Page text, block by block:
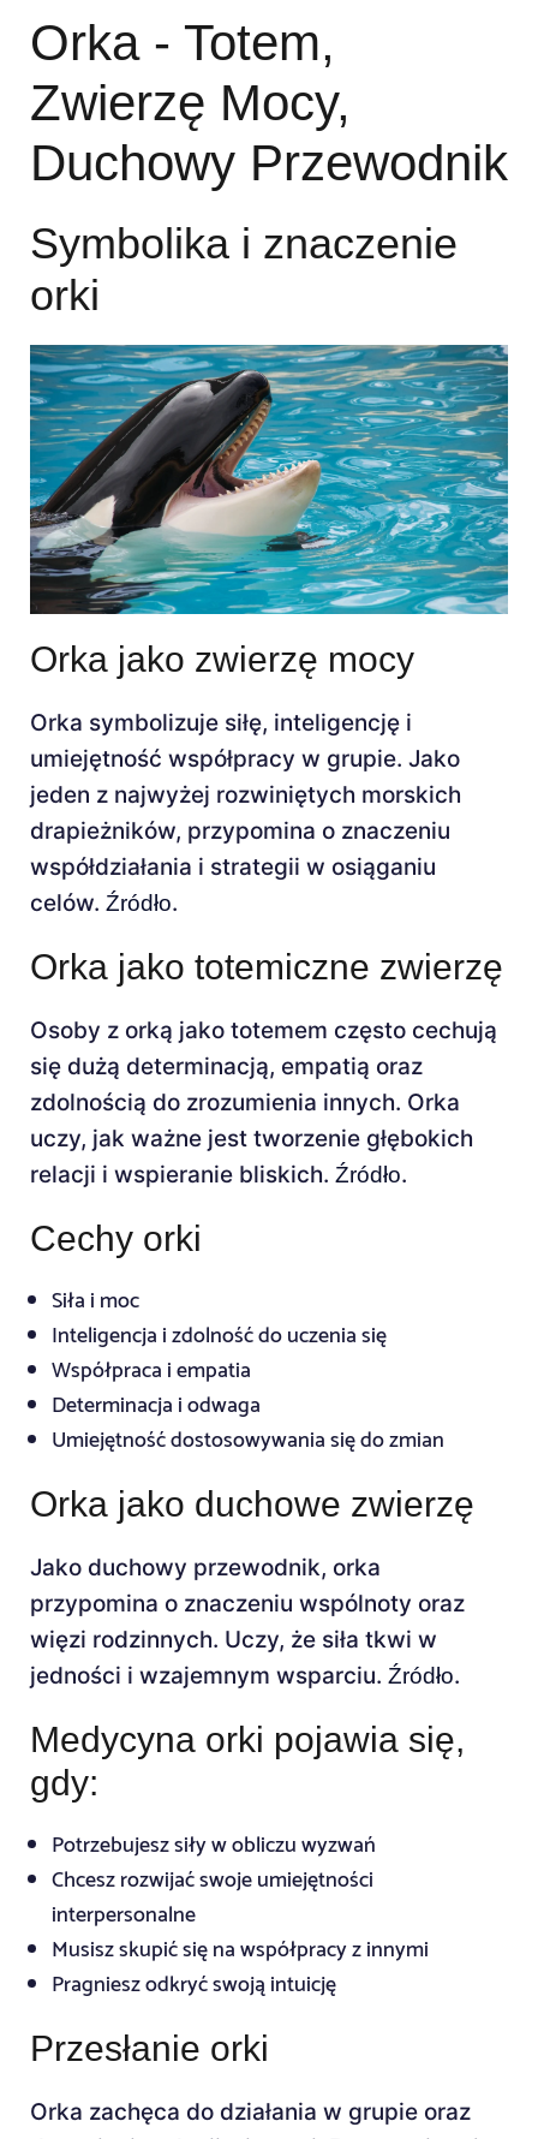
Orka - Totem,
Zwierzę Mocy,
Duchowy Przewodnik
Symbolika i znaczenie
orki
Orka jako zwierzę mocy
Orka symbolizuje siłę, inteligencję i
umiejętność współpracy w grupie. Jako
jeden z najwyżej rozwiniętych morskich
drapieżników, przypomina o znaczeniu
współdziałania i strategii w osiąganiu
celów. Źródło.
Orka jako totemiczne zwierzę
Osoby z orką jako totemem często cechują
się dużą determinacją, empatią oraz
zdolnością do zrozumienia innych. Orka
uczy, jak ważne jest tworzenie głębokich
relacji i wspieranie bliskich. Źródło.
Cechy orki
Siła i moc
Inteligencja i zdolność do uczenia się
Współpraca i empatia
Determinacja i odwaga
Umiejętność dostosowywania się do zmian
Orka jako duchowe zwierzę
Jako duchowy przewodnik, orka
przypomina o znaczeniu wspólnoty oraz
więzi rodzinnych. Uczy, że siła tkwi w
jedności i wzajemnym wsparciu. Źródło.
Medycyna orki pojawia się,
gdy:
Potrzebujesz siły w obliczu wyzwań
Chcesz rozwijać swoje umiejętności
interpersonalne
Musisz skupić się na współpracy z innymi
Pragniesz odkryć swoją intuicję
Przesłanie orki
Orka zachęca do działania w grupie oraz